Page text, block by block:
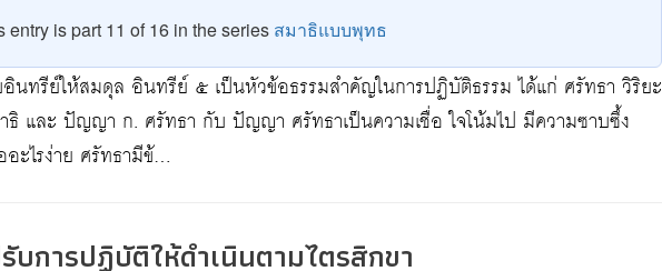
entry is part 11 of 16 in the series สมาธิแบบพุทธ
นทรีย์ให้สมดุล อินทรีย์ ๕ เป็นหัวข้อธรรมสำคัญในการปฏิบัติธรรม ได้แก่ ศรัทธา วิริยะ
ธิ และ ปัญญา ก. ศรัทธา กับ ปัญญา ศรัทธาเป็นความเชื่อ ใจโน้มไป มีความซาบซึ้ง
อะไรง่าย ศรัทธามีข้…
บการปฏิบัติให้ดำเนินตามไตรสิกขา